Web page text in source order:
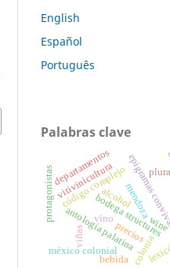
English
Español
Português
Palabras clave
epigramas
antología palatina
vino
código complejo
wine
bodega structures
colonia
precios
vitivinicultura
méxico colonial
mendoza
departamentos
protagonistas
viñas
bebida
alcohol